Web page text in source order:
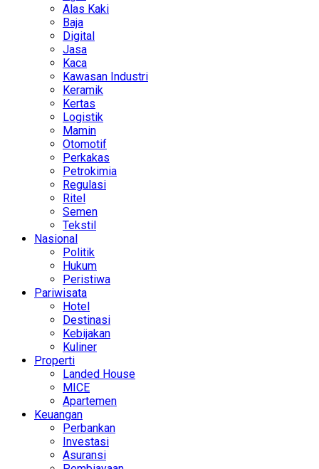
Alas Kaki
Baja
Digital
Jasa
Kaca
Kawasan Industri
Keramik
Kertas
Logistik
Mamin
Otomotif
Perkakas
Petrokimia
Regulasi
Ritel
Semen
Tekstil
Nasional
Politik
Hukum
Peristiwa
Pariwisata
Hotel
Destinasi
Kebijakan
Kuliner
Properti
Landed House
MICE
Apartemen
Keuangan
Perbankan
Investasi
Asuransi